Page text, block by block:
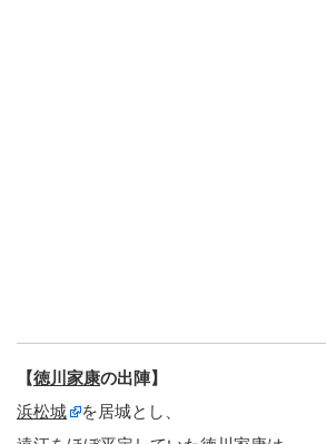
【徳川家康の出陣】
浜松城
を居城とし、